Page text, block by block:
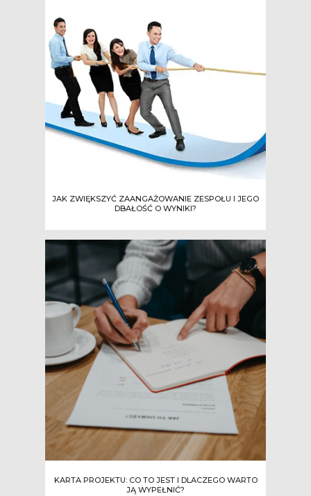
JAK ZWIĘKSZYĆ ZAANGAŻOWANIE ZESPOŁU I JEGO
DBAŁOŚĆ O WYNIKI?
KARTA PROJEKTU: CO TO JEST I DLACZEGO WARTO
JĄ WYPEŁNIĆ?